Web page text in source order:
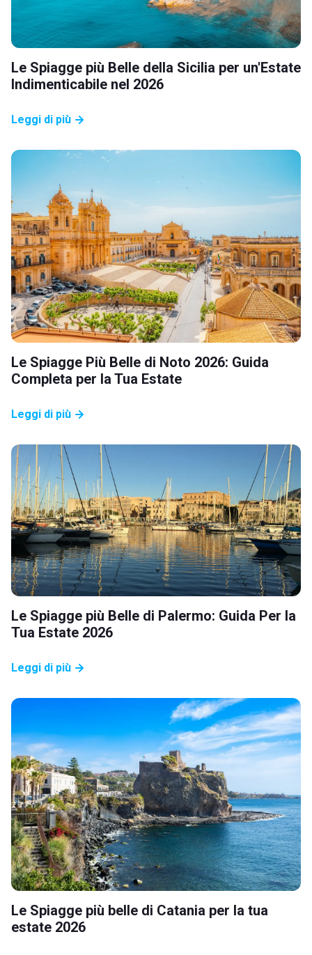
Le Spiagge più Belle della Sicilia per un'Estate
Indimenticabile nel 2026
Leggi di più
Le Spiagge Più Belle di Noto 2026: Guida
Completa per la Tua Estate
Leggi di più
Le Spiagge più Belle di Palermo: Guida Per la
Tua Estate 2026
Leggi di più
Le Spiagge più belle di Catania per la tua
estate 2026